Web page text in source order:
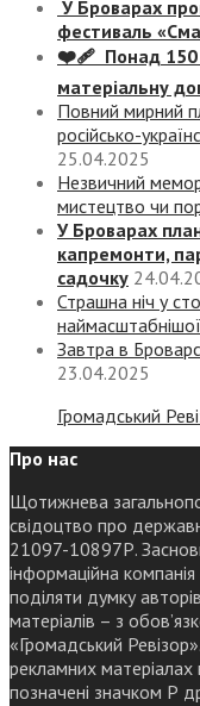
У Броварах
фестиваль
❤️‍🩹 Понад 150
матеріальну
Повний мирний
російсько-
25.04.2025
Незвичний
мистецтво чи
У Броварах
капремонти,
садочку
Страшна ніч у
Завтра в
23.04.2025
Громадський
Про нас
Щотижнева
свідоцтво про
21097-10897Р.
інформаційна
поділяти думку
матеріалів – з
«Громадський
рекламних
позначені значком Р